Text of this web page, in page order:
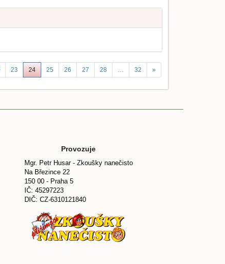
23 24 25 26 27 28 … 32 »
Provozuje
Mgr. Petr Husar - Zkoušky nanečisto
Na Březince 22
150 00 - Praha 5
IČ: 45297223
DIČ: CZ-6310121840